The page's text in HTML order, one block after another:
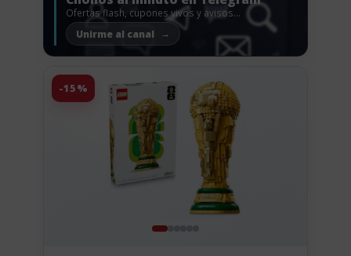
Ofertas flash, cupones vivos y avisos
antes de que vuelen.
Unirme al canal
-15%